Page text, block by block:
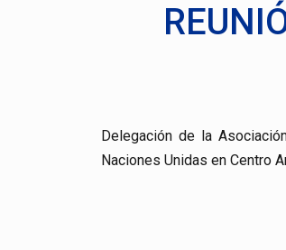
Delegación de la
Naciones Unidas en Centro